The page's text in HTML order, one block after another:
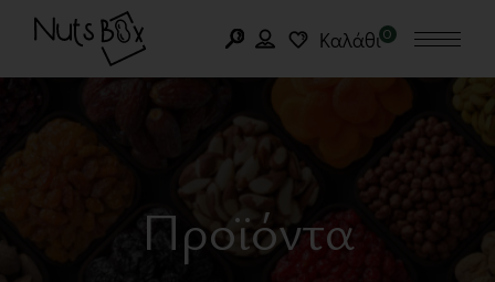
Καλάθι0
Προϊόντα